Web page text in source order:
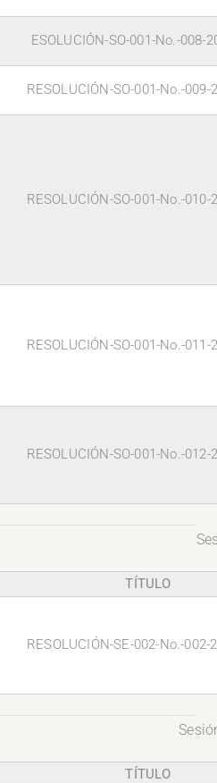
ESOLUCIÓN-SO-001-No.-008-
RESOLUCIÓN-SO-001-No.-009-
RESOLUCIÓN-SO-001-No.-010-
RESOLUCIÓN-SO-001-No.-011-
RESOLUCIÓN-SO-001-No.-012-
TÍTULO
RESOLUCIÓN-SE-002-No.-002-
TÍTULO